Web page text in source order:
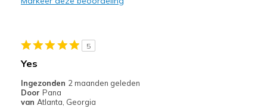
View On Shoes
Shoes are for Wearing
5
Yes
Ingezonden 2 maanden geleden
Door Pana
van Atlanta, Georgia